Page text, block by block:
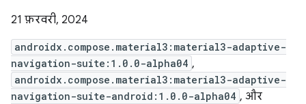
21 फ़रवरी, 2024
androidx.compose.material3:material3-adaptive-
navigation-suite:1.0.0-alpha04 ,
androidx.compose.material3:material3-adaptive-
navigation-suite-android:1.0.0-alpha04 , और